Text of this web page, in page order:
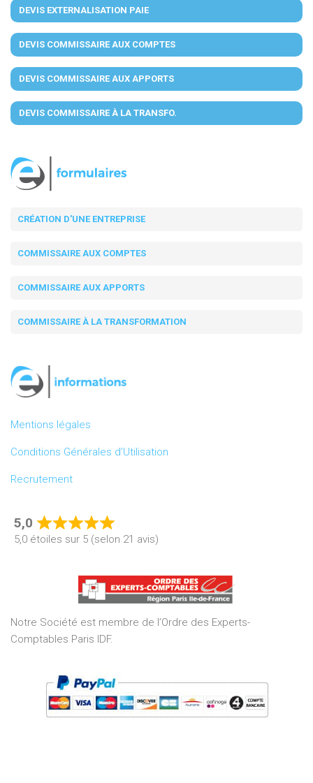
DEVIS EXTERNALISATION PAIE
DEVIS COMMISSAIRE AUX COMPTES
DEVIS COMMISSAIRE AUX APPORTS
DEVIS COMMISSAIRE À LA TRANSFO.
CRÉATION D'UNE ENTREPRISE
COMMISSAIRE AUX COMPTES
COMMISSAIRE AUX APPORTS
COMMISSAIRE À LA TRANSFORMATION
Mentions légales
Conditions Générales d’Utilisation
Recrutement
5,0
Rated
of
5
5,0 étoiles sur 5 (selon 21 avis)
Notre Société est membre de l’Ordre des Experts-
Comptables Paris IDF.